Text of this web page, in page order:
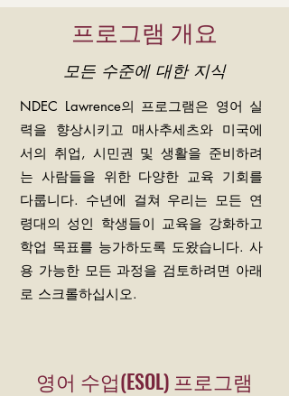
프로그램 개요
모든 수준에 대한 지식
NDEC Lawrence의 프로그램은 영어 실
력을 향상시키고 매사추세츠와 미국에
서의 취업, 시민권 및 생활을 준비하려
는 사람들을 위한 다양한 교육 기회를
다룹니다. 수년에 걸쳐 우리는 모든 연
령대의 성인 학생들이 교육을 강화하고
학업 목표를 능가하도록 도왔습니다. 사
용 가능한 모든 과정을 검토하려면 아래
로 스크롤하십시오.
영어 수업(ESOL) 프로그램